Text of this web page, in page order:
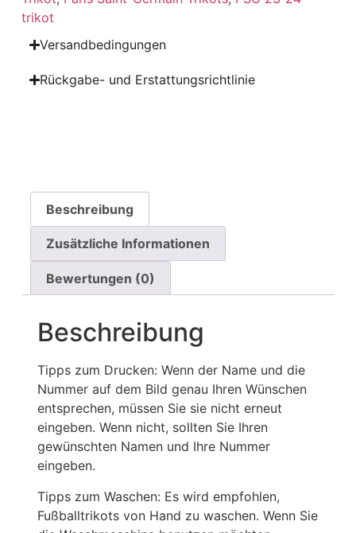
trikot
Versandbedingungen
Rückgabe- und Erstattungsrichtlinie
Beschreibung
Zusätzliche Informationen
Bewertungen (0)
Beschreibung
Tipps zum Drucken: Wenn der Name und die
Nummer auf dem Bild genau Ihren Wünschen
entsprechen, müssen Sie sie nicht erneut
eingeben. Wenn nicht, sollten Sie Ihren
gewünschten Namen und Ihre Nummer
eingeben.
Tipps zum Waschen: Es wird empfohlen,
Fußballtrikots von Hand zu waschen. Wenn Sie